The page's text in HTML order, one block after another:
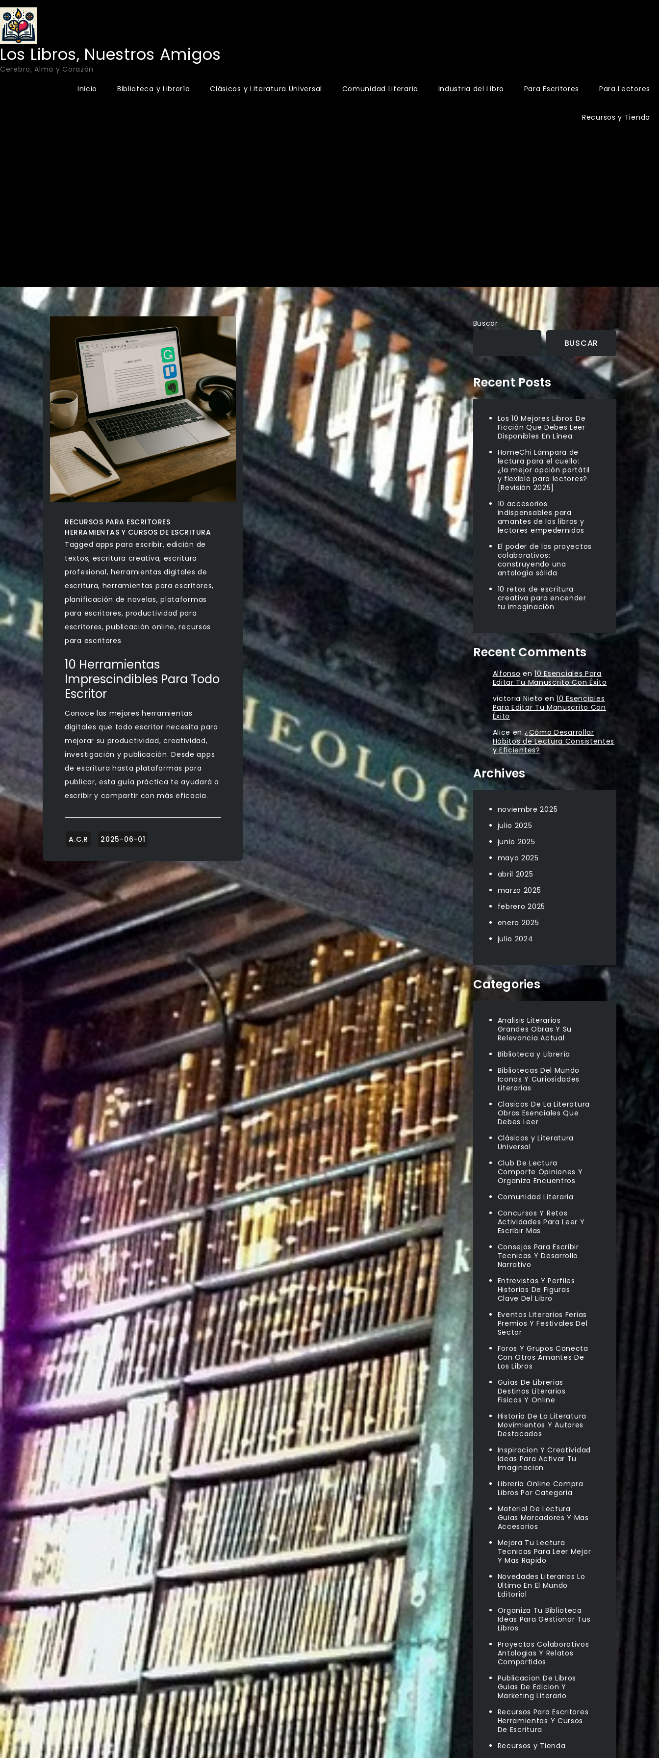
Skip
to
content
Los Libros, Nuestros Amigos
Cerebro, Alma y Corazón
Inicio
Biblioteca y Librería Clásicos y Literatura Universal Comunidad Literaria Industria del Libro Para Escritores Para Lectores
Recursos y Tienda
RECURSOS PARA ESCRITORES
HERRAMIENTAS Y CURSOS DE ESCRITURA
Tagged apps para escribir, edición de
textos, escritura creativa, escritura
profesional,herramientas digitales de
escritura, herramientas para escritores,
planificación de novelas,plataformas
para escritores, productividad para
escritores,publicación online,recursos
para escritores
10 Herramientas
Imprescindibles Para Todo
Escritor
Conoce las mejores herramientas
digitales que todo escritor necesita para
mejorar su productividad, creatividad,
investigación y publicación. Desde apps
de escritura hasta plataformas para
publicar, esta guía práctica te ayudará a
escribir y compartir con más eficacia.
Buscar
BUSCAR
Recent Posts
Los 10 Mejores Libros De
Ficción Que Debes Leer
Disponibles En Línea
HomeChi Lámpara de
lectura para el cuello:
¿la mejor opción portátil
y flexible para lectores?
[Revisión 2025]
10 accesorios
indispensables para
amantes de los libros y
lectores empedernidos
El poder de los proyectos
colaborativos:
construyendo una
antología sólida
10 retos de escritura
creativa para encender
tu imaginación
Recent Comments
Alfonso en10 Esenciales Para
Editar Tu Manuscrito Con Éxito
victoria Nieto en10 Esenciales
Para Editar Tu Manuscrito Con
Éxito
Aliceen ¿Cómo Desarrollar
Hábitos de Lectura Consistentes
y Eficientes?
Archives
noviembre 2025
julio 2025
junio 2025
mayo 2025
abril 2025
marzo 2025
febrero 2025
enero 2025
julio 2024
Categories
Analisis Literarios
Grandes Obras Y Su
Relevancia Actual
Biblioteca y Librería
Bibliotecas Del Mundo
Iconos Y Curiosidades
Literarias
Clasicos De La Literatura
Obras Esenciales Que
Debes Leer
Clásicos y Literatura
Universal
Club De Lectura
Comparte Opiniones Y
Organiza Encuentros
Comunidad Literaria
Concursos Y Retos
Actividades Para Leer Y
Escribir Mas
Consejos Para Escribir
Tecnicas Y Desarrollo
Narrativo
Entrevistas Y Perfiles
Historias De Figuras
Clave Del Libro
Eventos Literarios Ferias
Premios Y Festivales Del
Sector
Foros Y Grupos Conecta
Con Otros Amantes De
Los Libros
Guias De Librerias
Destinos Literarios
Fisicos Y Online
Historia De La Literatura
Movimientos Y Autores
Destacados
Inspiracion Y Creatividad
Ideas Para Activar Tu
Imaginacion
Libreria Online Compra
Libros Por Categoria
Material De Lectura
Guias Marcadores Y Mas
Accesorios
Mejora Tu Lectura
Tecnicas Para Leer Mejor
Y Mas Rapido
Novedades Literarias Lo
Ultimo En El Mundo
Editorial
Organiza Tu Biblioteca
Ideas Para Gestionar Tus
Libros
Proyectos Colaborativos
Antologias Y Relatos
Compartidos
Publicacion De Libros
Guias De Edicion Y
Marketing Literario
Recursos Para Escritores
Herramientas Y Cursos
De Escritura
Recursos y Tienda